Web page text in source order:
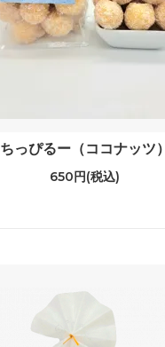
ちっぴるー（ココナッツ）
650円(税込)